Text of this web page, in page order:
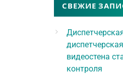
СВЕЖИЕ
видеостена
контроля